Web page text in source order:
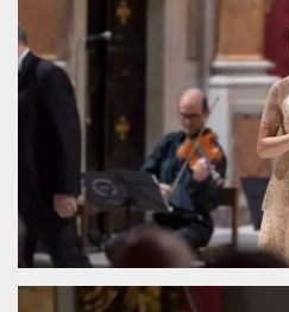
Nome
Provider /
Inc.